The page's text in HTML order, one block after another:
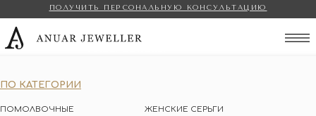
ПОЛУЧИТЬ ПЕРСОНАЛЬНУЮ КОНСУЛЬТАЦИЮ
ПО КАТЕГОРИИ
ПОМОЛВОЧНЫЕ
ЖЕНСКИЕ СЕРЬГИ